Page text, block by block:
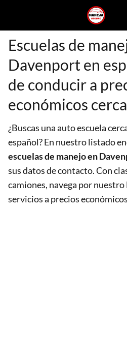
Escuelas de
Davenport en
de conducir a
económicos
¿Buscas una auto escuela
español? En nuestro listado
escuelas de manejo en
sus datos de contacto. Con
camiones, navega por
servicios a precios